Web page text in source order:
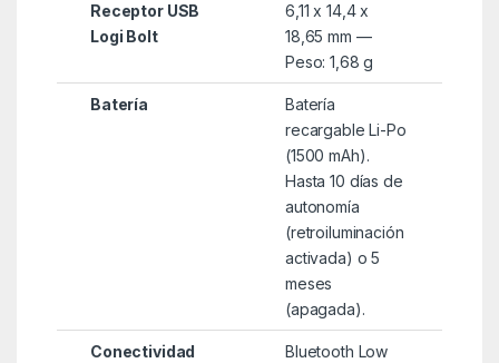
Receptor USB
Logi Bolt
6,11 x 14,4 x
18,65 mm —
Peso: 1,68 g
Batería
Batería
recargable Li-Po
(1500 mAh).
Hasta 10 días de
autonomía
(retroiluminación
activada) o 5
meses
(apagada).
Conectividad
Bluetooth Low